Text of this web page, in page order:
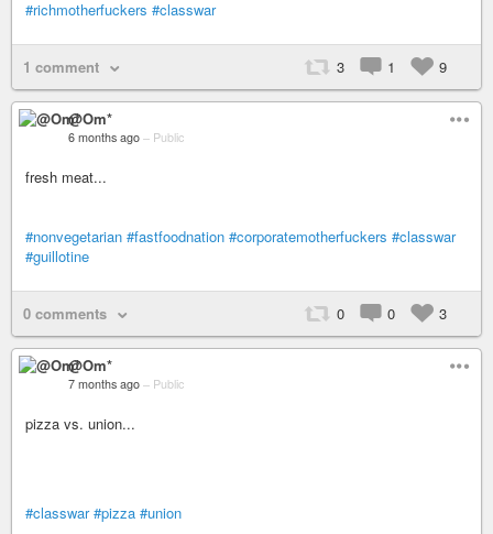
#richmotherfuckers #classwar
1 comment 3 1 9
@Om*
6 months ago – Public
fresh meat...
#nonvegetarian #fastfoodnation #corporatemotherfuckers #classwar
#guillotine
0 comments 0 0 3
@Om*
7 months ago – Public
pizza vs. union...
#classwar #pizza #union